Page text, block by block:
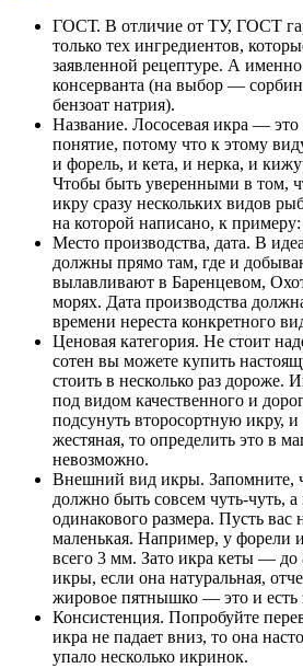
ГОСТ. В отличие от ТУ, ГОСТ
только тех ингредиентов,
заявленной рецептуре. А
консерванта (на выбор —
бензоат натрия).
Название. Лососевая икра —
понятие, потому что к этому
и форель, и кета, и нерка, и
Чтобы быть уверенными в том,
икру сразу нескольких видов
на которой написано, к
Место производства, дата. В
должны прямо там, где и
вылавливают в Баренцевом,
морях. Дата производства
времени нереста конкретного
Ценовая категория. Не стоит
сотен вы можете купить
стоить в несколько раз дороже.
под видом качественного и
подсунуть второсортную икру,
жестяная, то определить это в
невозможно.
Внешний вид икры. Запомните,
должно быть совсем чуть-чуть,
одинакового размера. Пусть вас
маленькая. Например, у форели
всего 3 мм. Зато икра кеты —
икры, если она натуральная,
жировое пятнышко — это и есть
Консистенция. Попробуйте
икра не падает вниз, то она
упало несколько икринок.